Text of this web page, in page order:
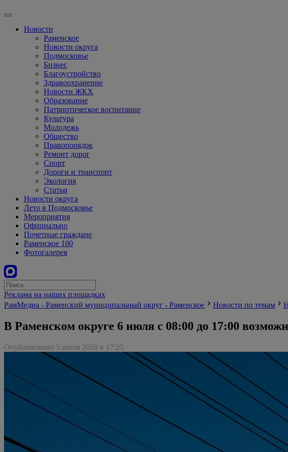
Новости
Раменское
Новости округа
Подмосковье
Бизнес
Благоустройство
Здравоохранение
Новости ЖКХ
Образование
Патриотическое воспитание
Культура
Молодежь
Общество
Правопорядок
Ремонт дорог
Спорт
Дороги и транспорт
Экология
Статьи
Новости округа
Лето в Подмосковье
Мероприятия
Официально
Почетные граждане
Раменское 100
Фотогалерея
Реклама на наших площадках
РамМедиа - Раменский муниципальный округ - Раменское
Новости по темам
В Раменском округе 6 июля с 08:00 до 17:00
Опубликовано 5 июля 2026 в 17:25